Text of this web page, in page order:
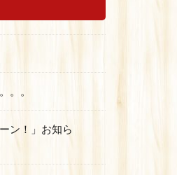
。。
ン！」お知ら